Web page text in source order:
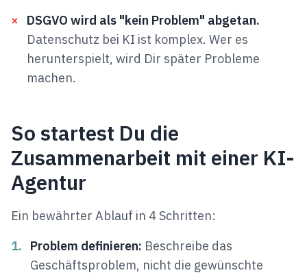
×
DSGVO wird als "kein Problem" abgetan.
Datenschutz bei KI ist komplex. Wer es
herunterspielt, wird Dir später Probleme
machen.
So startest Du die
Zusammenarbeit mit einer KI-
Agentur
Ein bewährter Ablauf in 4 Schritten:
1.
Problem definieren: Beschreibe das
Geschäftsproblem, nicht die gewünschte